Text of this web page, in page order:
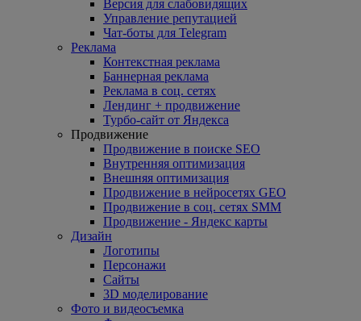
Версия для слабовидящих
Управление репутацией
Чат-боты для Telegram
Реклама
Контекстная реклама
Баннерная реклама
Реклама в соц. сетях
Лендинг + продвижение
Турбо-сайт от Яндекса
Продвижение
Продвижение в поиске SEO
Внутренняя оптимизация
Внешняя оптимизация
Продвижение в нейросетях GEO
Продвижение в соц. сетях SMM
Продвижение - Яндекс карты
Дизайн
Логотипы
Персонажи
Сайты
3D моделирование
Фото и видеосъемка